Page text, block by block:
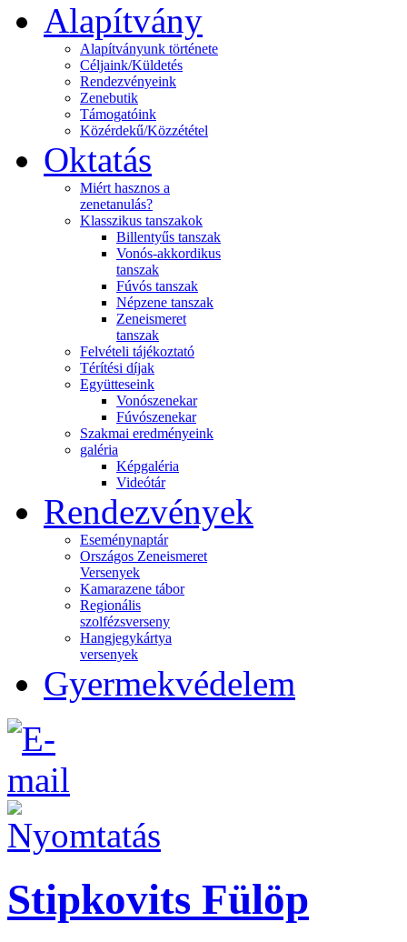
Alapítvány
Alapítványunk története
Céljaink/Küldetés
Rendezvényeink
Zenebutik
Támogatóink
Közérdekű/Közzététel
Oktatás
Miért hasznos a
zenetanulás?
Klasszikus tanszakok
Billentyűs tanszak
Vonós-akkordikus
tanszak
Fúvós tanszak
Népzene tanszak
Zeneismeret
tanszak
Felvételi tájékoztató
Térítési díjak
Együtteseink
Vonószenekar
Fúvószenekar
Szakmai eredményeink
galéria
Képgaléria
Videótár
Rendezvények
Eseménynaptár
Országos Zeneismeret
Versenyek
Kamarazene tábor
Regionális
szolfézsverseny
Hangjegykártya
versenyek
Gyermekvédelem
Stipkovits Fülöp